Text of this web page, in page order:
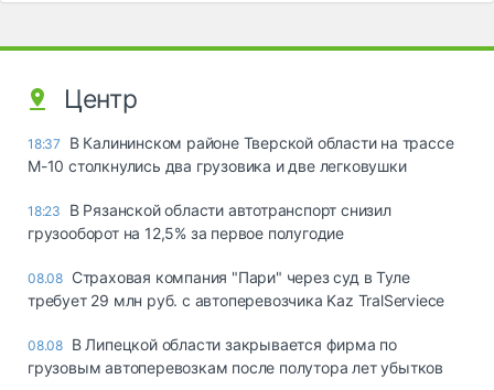
Центр
18:37
В Калининском районе Тверской области на трассе
М-10 столкнулись два грузовика и две легковушки
18:23
В Рязанской области автотранспорт снизил
грузооборот на 12,5% за первое полугодие
08.08 Страховая компания "Пари" через суд в Туле
требует 29 млн руб. с автоперевозчика Kaz TralServiece
08.08 В Липецкой области закрывается фирма по
грузовым автоперевозкам после полутора лет убытков